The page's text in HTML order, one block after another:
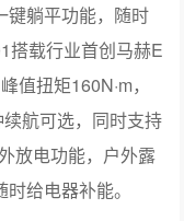
键躺平功能，随时
搭载行业首创马赫E
值扭矩160N·m，
航可选，同时支持
放电功能，户外露
给电器补能。